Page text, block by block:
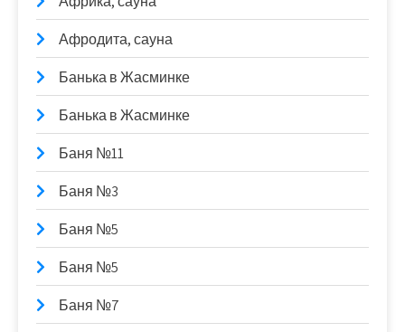
Афродита, сауна
Банька в Жасминке
Банька в Жасминке
Баня №11
Баня №3
Баня №5
Баня №5
Баня №7